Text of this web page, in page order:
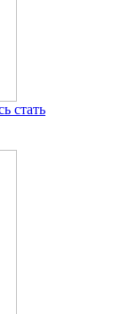
стать